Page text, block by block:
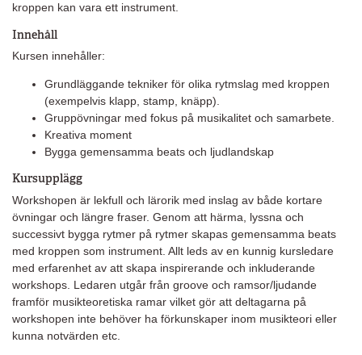
kroppen kan vara ett instrument.
Innehåll
Kursen innehåller:
Grundläggande tekniker för olika rytmslag med kroppen
(exempelvis klapp, stamp, knäpp).
Gruppövningar med fokus på musikalitet och samarbete.
Kreativa moment
Bygga gemensamma beats och ljudlandskap
Kursupplägg
Workshopen är lekfull och lärorik med inslag av både kortare
övningar och längre fraser. Genom att härma, lyssna och
successivt bygga rytmer på rytmer skapas gemensamma beats
med kroppen som instrument. Allt leds av en kunnig kursledare
med erfarenhet av att skapa inspirerande och inkluderande
workshops. Ledaren utgår från groove och ramsor/ljudande
framför musikteoretiska ramar vilket gör att deltagarna på
workshopen inte behöver ha förkunskaper inom musikteori eller
kunna notvärden etc.